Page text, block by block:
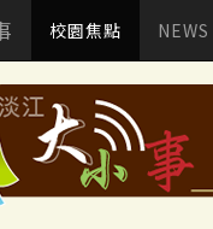
校園焦點